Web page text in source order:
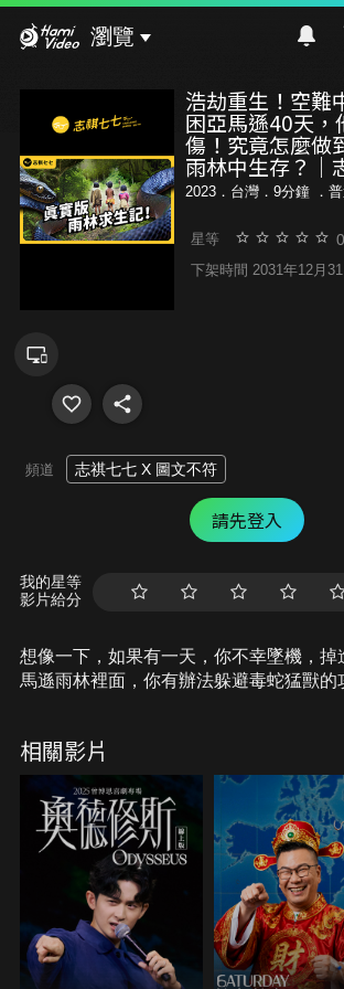
瀏覽
浩劫重生！空難
困亞馬遜40天，
傷！究竟怎麼做
雨林中生存？｜
2023．台灣．9分鐘 ．
星等 0
下架時間 2031年12月31
頻道 志祺七七 X 圖文不符
請先登入
我的星等
影片給分
想像一下，如果有一天，你不幸墜機，掉
馬遜雨林裡面，你有辦法躲避毒蛇猛獸的
到了，還在雨林裡面生存了40天，才被搜
今天，就讓我們一起來聊聊這起不可思
的雨林求生記」吧！
相關影片